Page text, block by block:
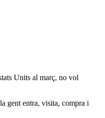
Units al març, no vol
gent entra, visita, compra i